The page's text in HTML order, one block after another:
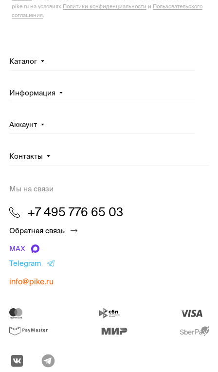
pike.ru на условиях Политики конфиденциальности и Пользовательского
соглашения
Каталог
Информация
Аккаунт
Контакты
Мы на связи
+7 495 776 65 03
Обратная связь
MAX
Telegram
info@pike.ru